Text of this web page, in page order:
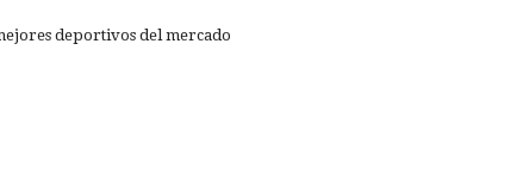
deportivos del mercado